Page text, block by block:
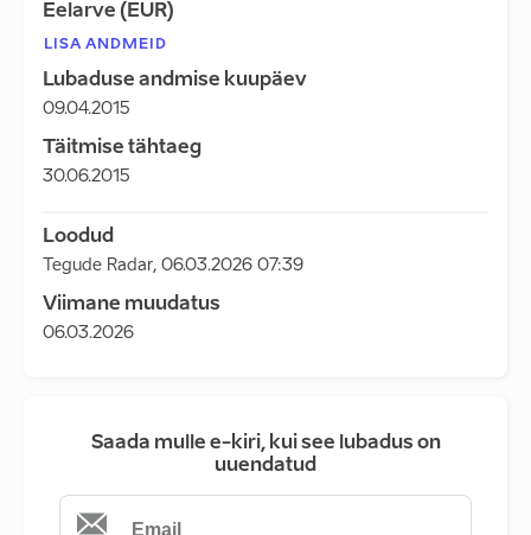
Eelarve (EUR)
LISA ANDMEID
Lubaduse andmise kuupäev
09.04.2015
Täitmise tähtaeg
30.06.2015
Loodud
Tegude Radar, 06.03.2026 07:39
Viimane muudatus
06.03.2026
Saada mulle e-kiri, kui see lubadus on
uuendatud